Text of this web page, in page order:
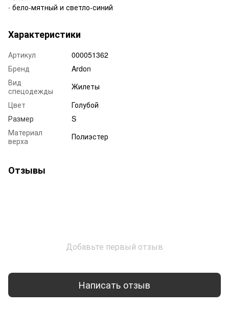
∙ бело-мятный и светло-синий
Характеристики
Артикул
000051362
Бренд
Ardon
Вид
спецодежды
Жилеты
Цвет
Голубой
Размер
S
Материал
верха
Полиэстер
Отзывы
Добавьте первый отзыв
Написать отзыв